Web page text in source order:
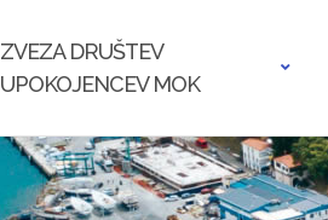
ZVEZA DRUŠTEV
UPOKOJENCEV MOK